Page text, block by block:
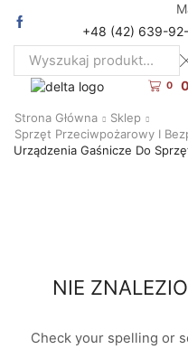
+48 (42) 639-
Search
input
0
Strona Główna
Sklep
Sprzęt Przeciwpożarowy I
Urządzenia Gaśnicze Do
NIE
Check your spelling or